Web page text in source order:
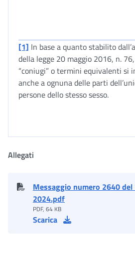
[1] In base a quanto stabilito
della legge 20 maggio 2016, n.
“coniugi” o termini equivalenti si
anche a ognuna delle parti
persone dello stesso sesso.
Allegati
Messaggio numero 2640
2024.pdf
PDF, 64 KB
Scarica